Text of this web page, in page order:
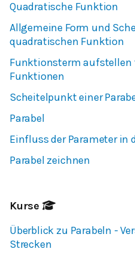
Quadratische Funktion
Allgemeine Form und
quadratischen Funktion
Funktionsterm aufstellen
Funktionen
Scheitelpunkt einer
Parabel
Einfluss der Parameter in
Parabel zeichnen
Kurse
Überblick zu Parabeln -
Strecken